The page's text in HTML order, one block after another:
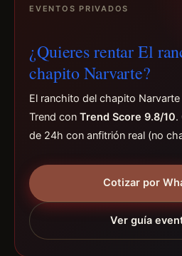
EVENTOS PRIVADOS
¿Quieres rentar El
chapito Narvarte?
El ranchito del chapito
Trend con Trend Score 9.8/10.
de 24h con anfitrión real (no
Cotizar por
Ver guía